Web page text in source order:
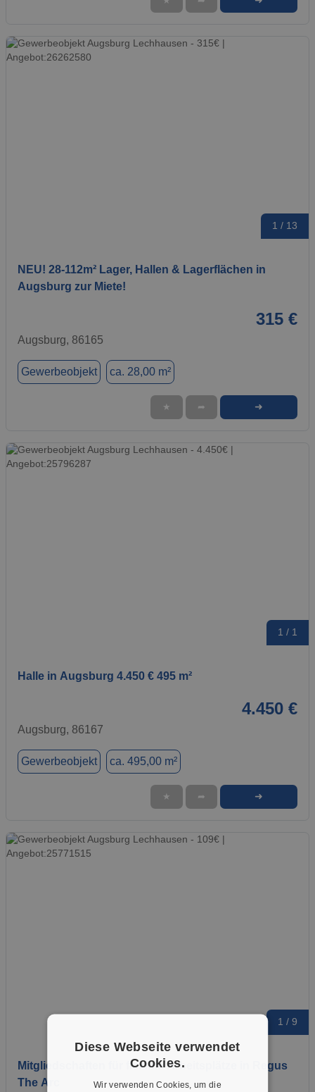
1 / 13
NEU! 28-112m² Lager, Hallen & Lagerflächen in
Augsburg zur Miete!
315 €
Augsburg, 86165
Gewerbeobjekt ca. 28,00 m²
★ ➦ ➜
1 / 1
Halle in Augsburg 4.450 € 495 m²
4.450 €
Augsburg, 86167
Gewerbeobjekt ca. 495,00 m²
★ ➦ ➜
1 / 9
Mitgliedschaften für flexible Arbeitsplätze in Regus
The Arc
Diese Webseite verwendet
Cookies.
Wir verwenden Cookies, um die